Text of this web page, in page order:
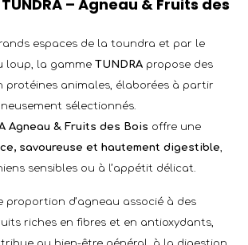
– Agneau & Fruits des
espaces de la toundra et par le
loup, la gamme TUNDRA propose des
protéines animales, élaborées à partir
sélectionnés.
Agneau & Fruits des Bois offre une
savoureuse et hautement digestible
sensibles ou à l’appétit délicat.
proportion d’agneau associé à des
riches en fibres et en antioxydants,